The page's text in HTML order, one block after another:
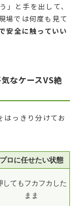
」と手を出して、
場では何度も見て
安全に触っていい
なケースVS絶
はっきり分けてお
プロに任せたい状態
してもフカフカした
まま